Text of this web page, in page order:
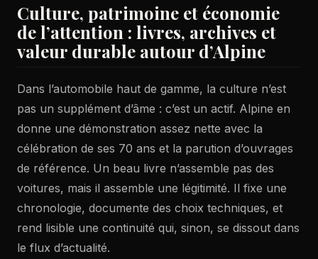
Culture, patrimoine et économie
de l’attention : livres, archives et
valeur durable autour d’Alpine
Dans l’automobile haut de gamme, la culture n’est
pas un supplément d’âme : c’est un actif. Alpine en
donne une démonstration assez nette avec la
célébration de ses 70 ans et la parution d’ouvrages
de référence. Un beau livre n’assemble pas des
voitures, mais il assemble une légitimité. Il fixe une
chronologie, documente des choix techniques, et
rend lisible une continuité qui, sinon, se dissout dans
le flux d’actualité.